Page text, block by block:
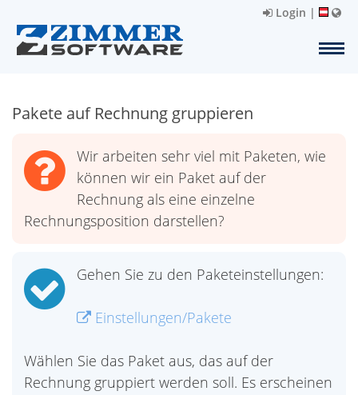
Login |
Pakete auf Rechnung gruppieren
Wir arbeiten sehr viel mit Paketen, wie
können wir ein Paket auf der
Rechnung als eine einzelne
Rechnungsposition darstellen?
Gehen Sie zu den Paketeinstellungen:
Einstellungen/Pakete
Wählen Sie das Paket aus, das auf der
Rechnung gruppiert werden soll. Es erscheinen